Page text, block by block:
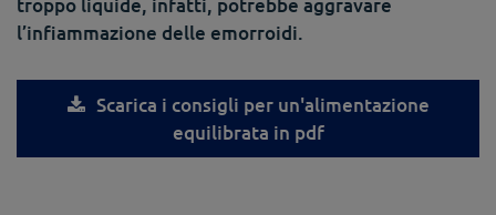
troppo liquide, infatti, potrebbe aggravare
l’infiammazione delle emorroidi.
Scarica i consigli per un'alimentazione
equilibrata in pdf